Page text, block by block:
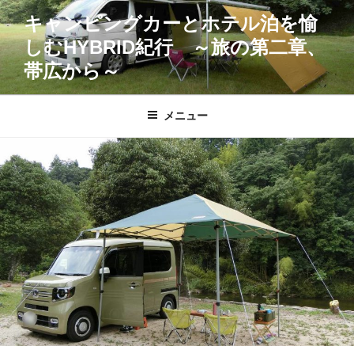
コ
ン
テ
ッ
プ
キャンピングカーとホテル泊を愉
しむHYBRID紀行 ～旅の第二章、
帯広から～
メニュー